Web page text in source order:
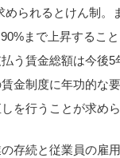
られるとけん制。
まで上昇するこ
う賃金総額は今後5
金制度に年功的な
を行うことが求め
存続と従業員の雇